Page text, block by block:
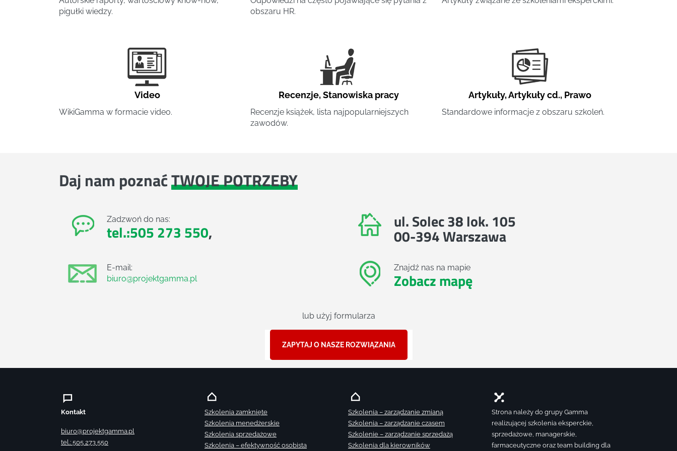
pigułki wiedzy.
obszaru HR.
Video
WikiGamma w formacie video.
Recenzje,Stanowiska pracy
Recenzje książek, lista najpopularniejszych
zawodów.
Artykuły,Artykuły cd., Prawo
Standardowe informacje z obszaru szkoleń.
Daj nam poznaćTWOJE POTRZEBY
Zadzwoń do nas:
tel.:505 273 550,
E-mail:
biuro@projektgamma.pl
ul. Solec 38 lok. 105
00-394 Warszawa
Znajdź nas na mapie
Zobacz mapę
lub użyj formularza
ZAPYTAJ O NASZE ROZWIĄZANIA
Kontakt
biuro@projektgamma.pl
tel.: 505 273 550
Szkolenia zamknięte
Szkolenia menedżerskie
Szkolenia sprzedażowe
Szkolenia – efektywność osobista
Szkolenia – zarządzanie zmianą
Szkolenia – zarządzanie czasem
Szkolenie – zarządzanie sprzedażą
Szkolenia dla kierowników
Strona należy do grupy Gamma
realizującej szkolenia eksperckie,
sprzedażowe, managerskie,
farmaceutyczne oraz team building dla